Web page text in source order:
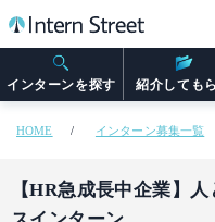
インターンを探す 紹介しても
HOME インターン募集一覧
【HR急成長中企業】